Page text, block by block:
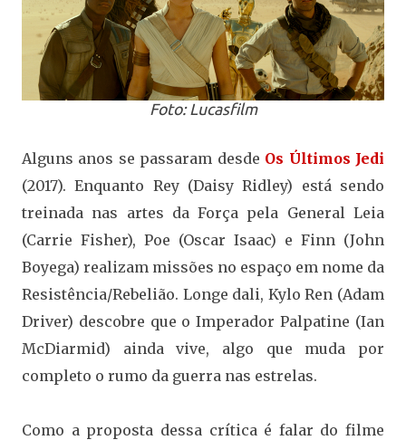
Foto: Lucasfilm
Alguns anos se passaram desde Os Últimos Jedi
(2017). Enquanto Rey (Daisy Ridley) está sendo
treinada nas artes da Força pela General Leia
(Carrie Fisher), Poe (Oscar Isaac) e Finn (John
Boyega) realizam missões no espaço em nome da
Resistência/Rebelião. Longe dali, Kylo Ren (Adam
Driver) descobre que o Imperador Palpatine (Ian
McDiarmid) ainda vive, algo que muda por
completo o rumo da guerra nas estrelas.
Como a proposta dessa crítica é falar do filme